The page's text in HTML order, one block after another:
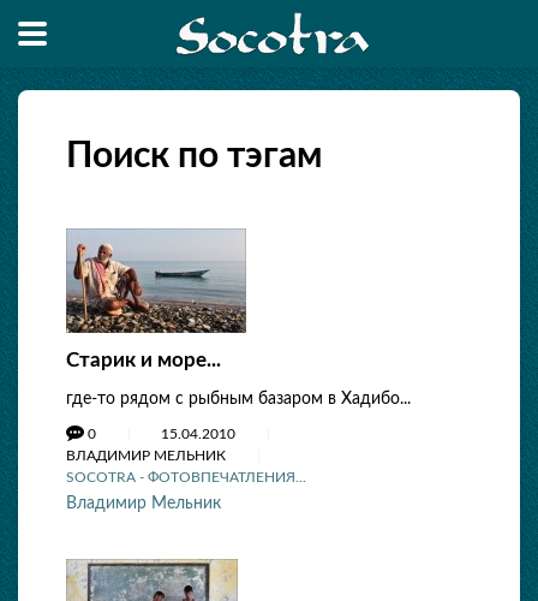
Поиск по тэгам
Старик и море...
где-то рядом с рыбным базаром в Хадибо...
0
15.04.2010
ВЛАДИМИР МЕЛЬНИК
SOCOTRA - ФОТОВПЕЧАТЛЕНИЯ...
Владимир Мельник